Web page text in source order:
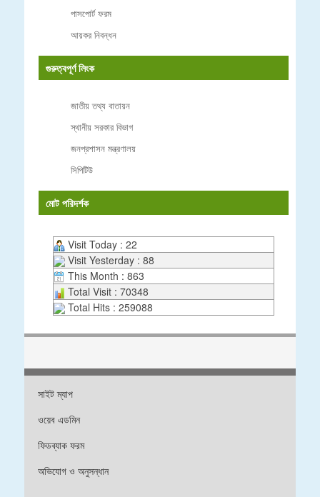
পাসপোর্ট ফরম
আয়কর নিবন্ধন
গুরুত্বপূর্ণ লিংক
জাতীয় তথ্য বাতায়ন
স্থানীয় সরকার বিভাগ
জনপ্রশাসন মন্ত্রণালয়
সিপিটিউ
মোট পরিদর্শক
Visit Today : 22
Visit Yesterday : 88
This Month : 863
Total Visit : 70348
Total Hits : 259088
সাইট ম্যাপ
ওয়েব এডমিন
ফিডব্যাক ফরম
অভিযোগ ও অনুসন্ধান